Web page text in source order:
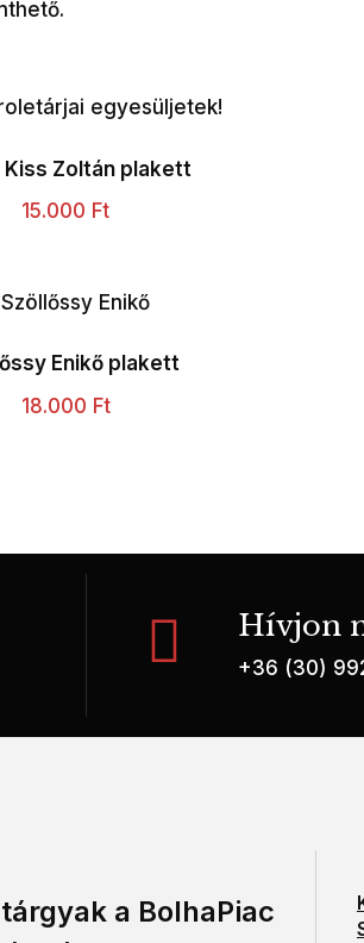
Kiss Zoltán plakett
15.000 Ft
Enikő plakett
18.000 Ft
Hívjon
+36 (30)
a BolhaPiac